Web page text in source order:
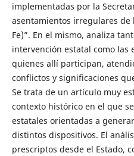
implementadas por la
asentamientos irregulares de
Fe)”. En el mismo, analiza
intervención estatal como las
quienes allí participan,
conflictos y significaciones
Se trata de un artículo muy
contexto histórico en el que
estatales orientadas a
distintos dispositivos. El
prescriptos desde el Estado,